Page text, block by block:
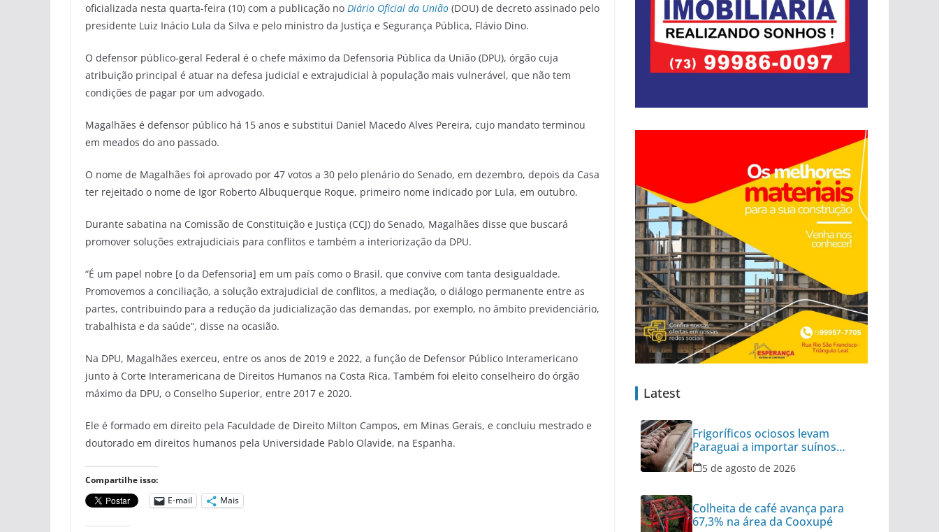
oficializada nesta quarta-feira (10) com a publicação no Diário Oficial da União (DOU) de decreto assinado pelo
presidente Luiz Inácio Lula da Silva e pelo ministro da Justiça e Segurança Pública, Flávio Dino.
O defensor público-geral Federal é o chefe máximo da Defensoria Pública da União (DPU), órgão cuja
atribuição principal é atuar na defesa judicial e extrajudicial à população mais vulnerável, que não tem
condições de pagar por um advogado.
Magalhães é defensor público há 15 anos e substitui Daniel Macedo Alves Pereira, cujo mandato terminou
em meados do ano passado.
O nome de Magalhães foi aprovado por 47 votos a 30 pelo plenário do Senado, em dezembro, depois da Casa
ter rejeitado o nome de Igor Roberto Albuquerque Roque, primeiro nome indicado por Lula, em outubro.
Durante sabatina na Comissão de Constituição e Justiça (CCJ) do Senado, Magalhães disse que buscará
promover soluções extrajudiciais para conflitos e também a interiorização da DPU.
“É um papel nobre [o da Defensoria] em um país como o Brasil, que convive com tanta desigualdade.
Promovemos a conciliação, a solução extrajudicial de conflitos, a mediação, o diálogo permanente entre as
partes, contribuindo para a redução da judicialização das demandas, por exemplo, no âmbito previdenciário,
trabalhista e da saúde”, disse na ocasião.
Na DPU, Magalhães exerceu, entre os anos de 2019 e 2022, a função de Defensor Público Interamericano
junto à Corte Interamericana de Direitos Humanos na Costa Rica. Também foi eleito conselheiro do órgão
máximo da DPU, o Conselho Superior, entre 2017 e 2020.
Ele é formado em direito pela Faculdade de Direito Milton Campos, em Minas Gerais, e concluiu mestrado e
doutorado em direitos humanos pela Universidade Pablo Olavide, na Espanha.
Compartilhe isso:
E-mail
Mais
Latest
Frigoríficos ociosos levam
Paraguai a importar suínos
vivos do Brasil
5 de agosto de 2026
Colheita de café avança para
67,3% na área da Cooxupé